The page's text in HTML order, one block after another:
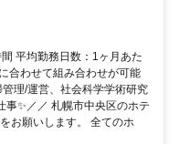
平均勤務日数：1ヶ月あた
合わせて組み合わせが可能
理/運営、社会科学学術研究
事✨／／ 札幌市中央区のホテ
お願いします。 全てのホ